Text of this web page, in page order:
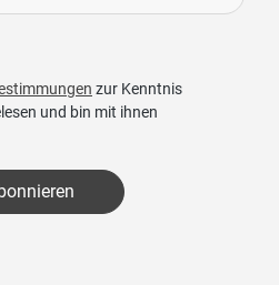
zur Kenntnis
und bin mit ihnen